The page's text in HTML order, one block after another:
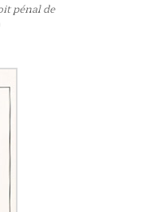
pénal de